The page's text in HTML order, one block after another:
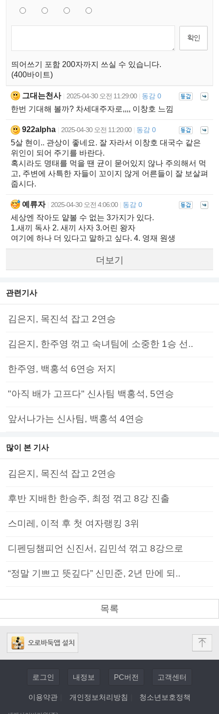
띄어쓰기 포함 200자까지 쓰실 수 있습니다.
(400바이트)
그대는천사 2025-04-30 오전 11:29:00 동감 0
한번 기대해 볼까? 차세대주자로,,,, 이창호 느낌
922alpha 2025-04-30 오전 11:20:00 동감 0
5살 현이.. 관상이 좋네요. 잘 자라서 이창호 대국수 같은
위인이 되어 주기를 바란다.
혹시라도 명태를 먹을 땐 균이 묻어있지 않나 주의해서 먹
고, 주변에 사특한 자들이 꼬이지 않게 어른들이 잘 보살펴
줍시다.
예류자 2025-04-30 오전 4:06:00 동감 0
세상엔 작아도 얕볼 수 없는 3가지가 있다.
1.새끼 독사 2. 새끼 사자 3.어린 왕자
여기에 하나 더 있다고 말하고 싶다. 4. 영재 원생
더보기
관련기사
김은지, 목진석 잡고 2연승
김은지, 한주영 꺾고 숙녀팀에 소중한 1승 선..
한주영, 백홍석 6연승 저지
"아직 배가 고프다" 신사팀 백홍석, 5연승
앞서나가는 신사팀, 백홍석 4연승
많이 본 기사
김은지, 목진석 잡고 2연승
후반 지배한 한승주, 최정 꺾고 8강 진출
스미레, 이적 후 첫 여자랭킹 3위
디펜딩챔피언 신진서, 김민석 꺾고 8강으로
“정말 기쁘고 뜻깊다” 신민준, 2년 만에 되..
목록
로그인 내정보 PC버전 고객센터
이용약관 개인정보처리방침 청소년보호정책